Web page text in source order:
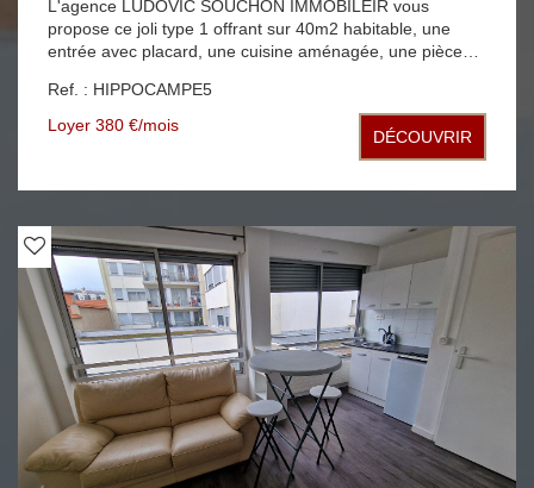
L'agence LUDOVIC SOUCHON IMMOBILEIR vous
propose ce joli type 1 offrant sur 40m2 habitable, une
entrée avec placard, une cuisine aménagée, une pièce
WC, un cellier sur le palier chauffage individuel électrique,
baies vitrées en double vitrage libre de suite
Ref. : HIPPOCAMPE5
Loyer 380 €/mois
DÉCOUVRIR